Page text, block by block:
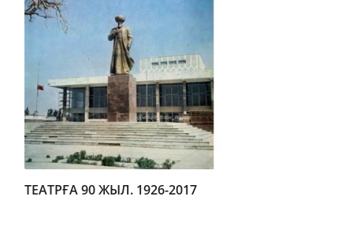
ТЕАТРҒА 90 ЖЫЛ. 1926-2017